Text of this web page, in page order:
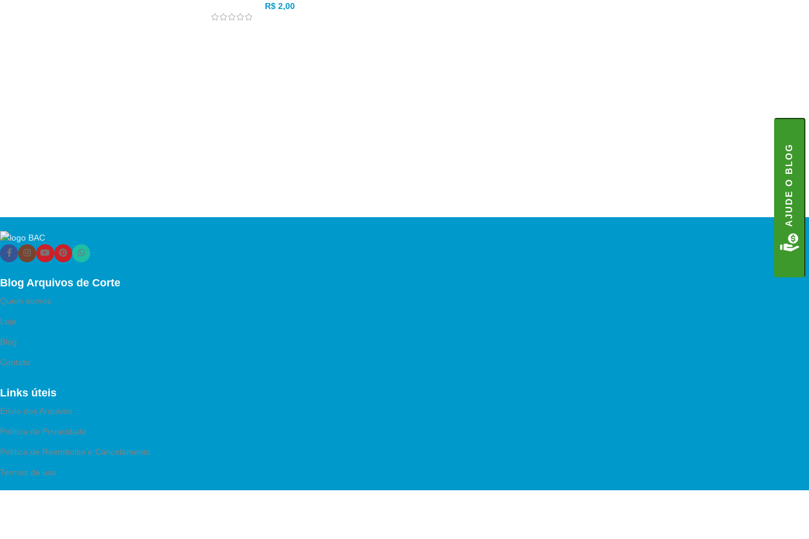
R$ 2,00
Blog Arquivos de Corte
Quem somos
Loja
Blog
Contato
Links úteis
Envio dos Arquivos
Política de Privacidade
Política de Reembolso e Cancelamento
Termos de uso
AJUDE O BLOG